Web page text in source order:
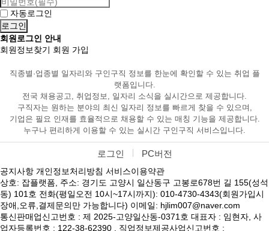
자동로그인
회원로그인 안내
회원정보찾기 회원 가입
직종별·업종별 일자리와 구인구직 정보를 한눈에 확인할 수 있는 취업 플
랫폼입니다.
전국 채용공고, 취업정보, 일자리 소식을 실시간으로 제공합니다.
구직자는 원하는 분야의 최신 일자리 정보를 빠르게 찾을 수 있으며,
기업은 필요 인재를 효율적으로 채용할 수 있는 매칭 기능을 제공합니다.
누구나 편리하게 이용할 수 있는 실시간 구인구직 서비스입니다.
로그인 PC버전
공지사항 개인정보처리방침 서비스이용약관
상호: 잡플랫폼, 주소: 경기도 고양시 일산동구 고봉로678번 길 155(성석
동) 101호 전화(평일오전 10시~17시까지): 010-4730-4343(회원가입시
장애,오류,결제문의만 가능합니다) 이메일: hjlim007@naver.com
통신판매업신고번호 : 제 2025-고양일산동-0371호 대표자 : 임현자, 사
업자등록번호 : 122-38-62390 , 직업정보제공사업신고번호 :